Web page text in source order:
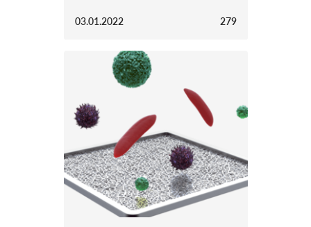
03.01.2022 279